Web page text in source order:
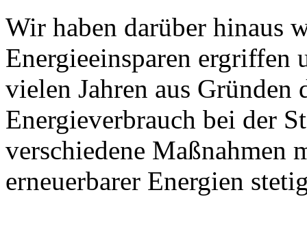
Wir haben darüber hinaus
Energieeinsparen ergriffen
vielen Jahren aus
Energieverbrauch bei der
verschiedene Maßnahmen
erneuerbarer Energien